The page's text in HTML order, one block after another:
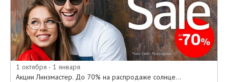
1 октября - 1 января
Акции Линзмастер. До 70% на распродаже солнце...